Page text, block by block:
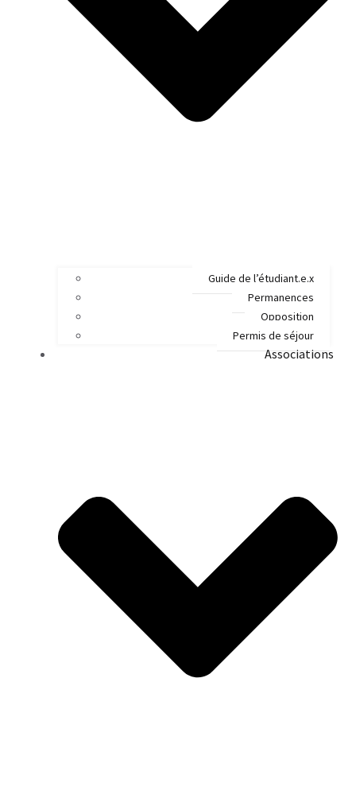
Guide de l’étudiant.e.x
Permanences
Opposition
Permis de séjour
Associations